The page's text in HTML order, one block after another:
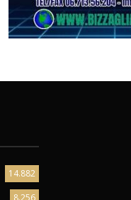
14.882
8.256